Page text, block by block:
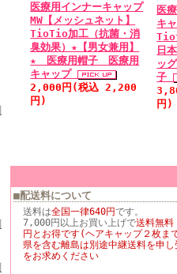
医療用インナーキャップ
MW【メッシュネット】
TioTio加工（抗菌・消
臭効果）★【男女兼用】
★ 医療用帽子 医療用
キャップ
2,000円(税込 2,200
円)
医
キ
日
ッ
子
円)
■配送料について
送料は全国一律640円です。
7,000円以上お買い上げで送料無料
円とお得です(ヘアキャップ２枚ま
県を含む離島は別途中継送料を申
をお求めください